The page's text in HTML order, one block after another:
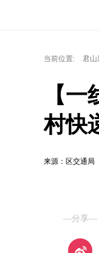
当前位置: 君山
【
村快
来源：区交通局
—分享—